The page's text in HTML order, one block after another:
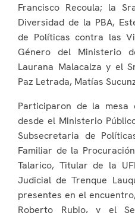
Francisco Recoula; la
Diversidad de la PBA,
de Políticas contra las
Género del Ministerio
Laurana Malacalza y el
Paz Letrada, Matías
Participaron de la
desde el Ministerio
Subsecretaria de
Familiar de la
Talarico, Titular de la
Judicial de Trenque
presentes en el
Roberto Rubio, y el